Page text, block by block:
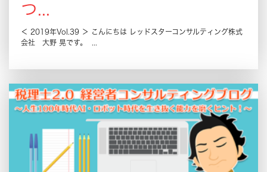
つ...
＜ 2019年Vol.39 ＞ こんにちは レッドスターコンサルティング株式
会社 大野 晃です。 ...